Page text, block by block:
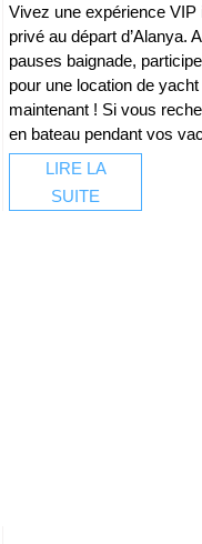
Vivez une expérience VIP
privé au départ d’Alanya.
pauses baignade,
pour une location de
maintenant ! Si vous
en bateau pendant vos
LIRE LA
SUITE